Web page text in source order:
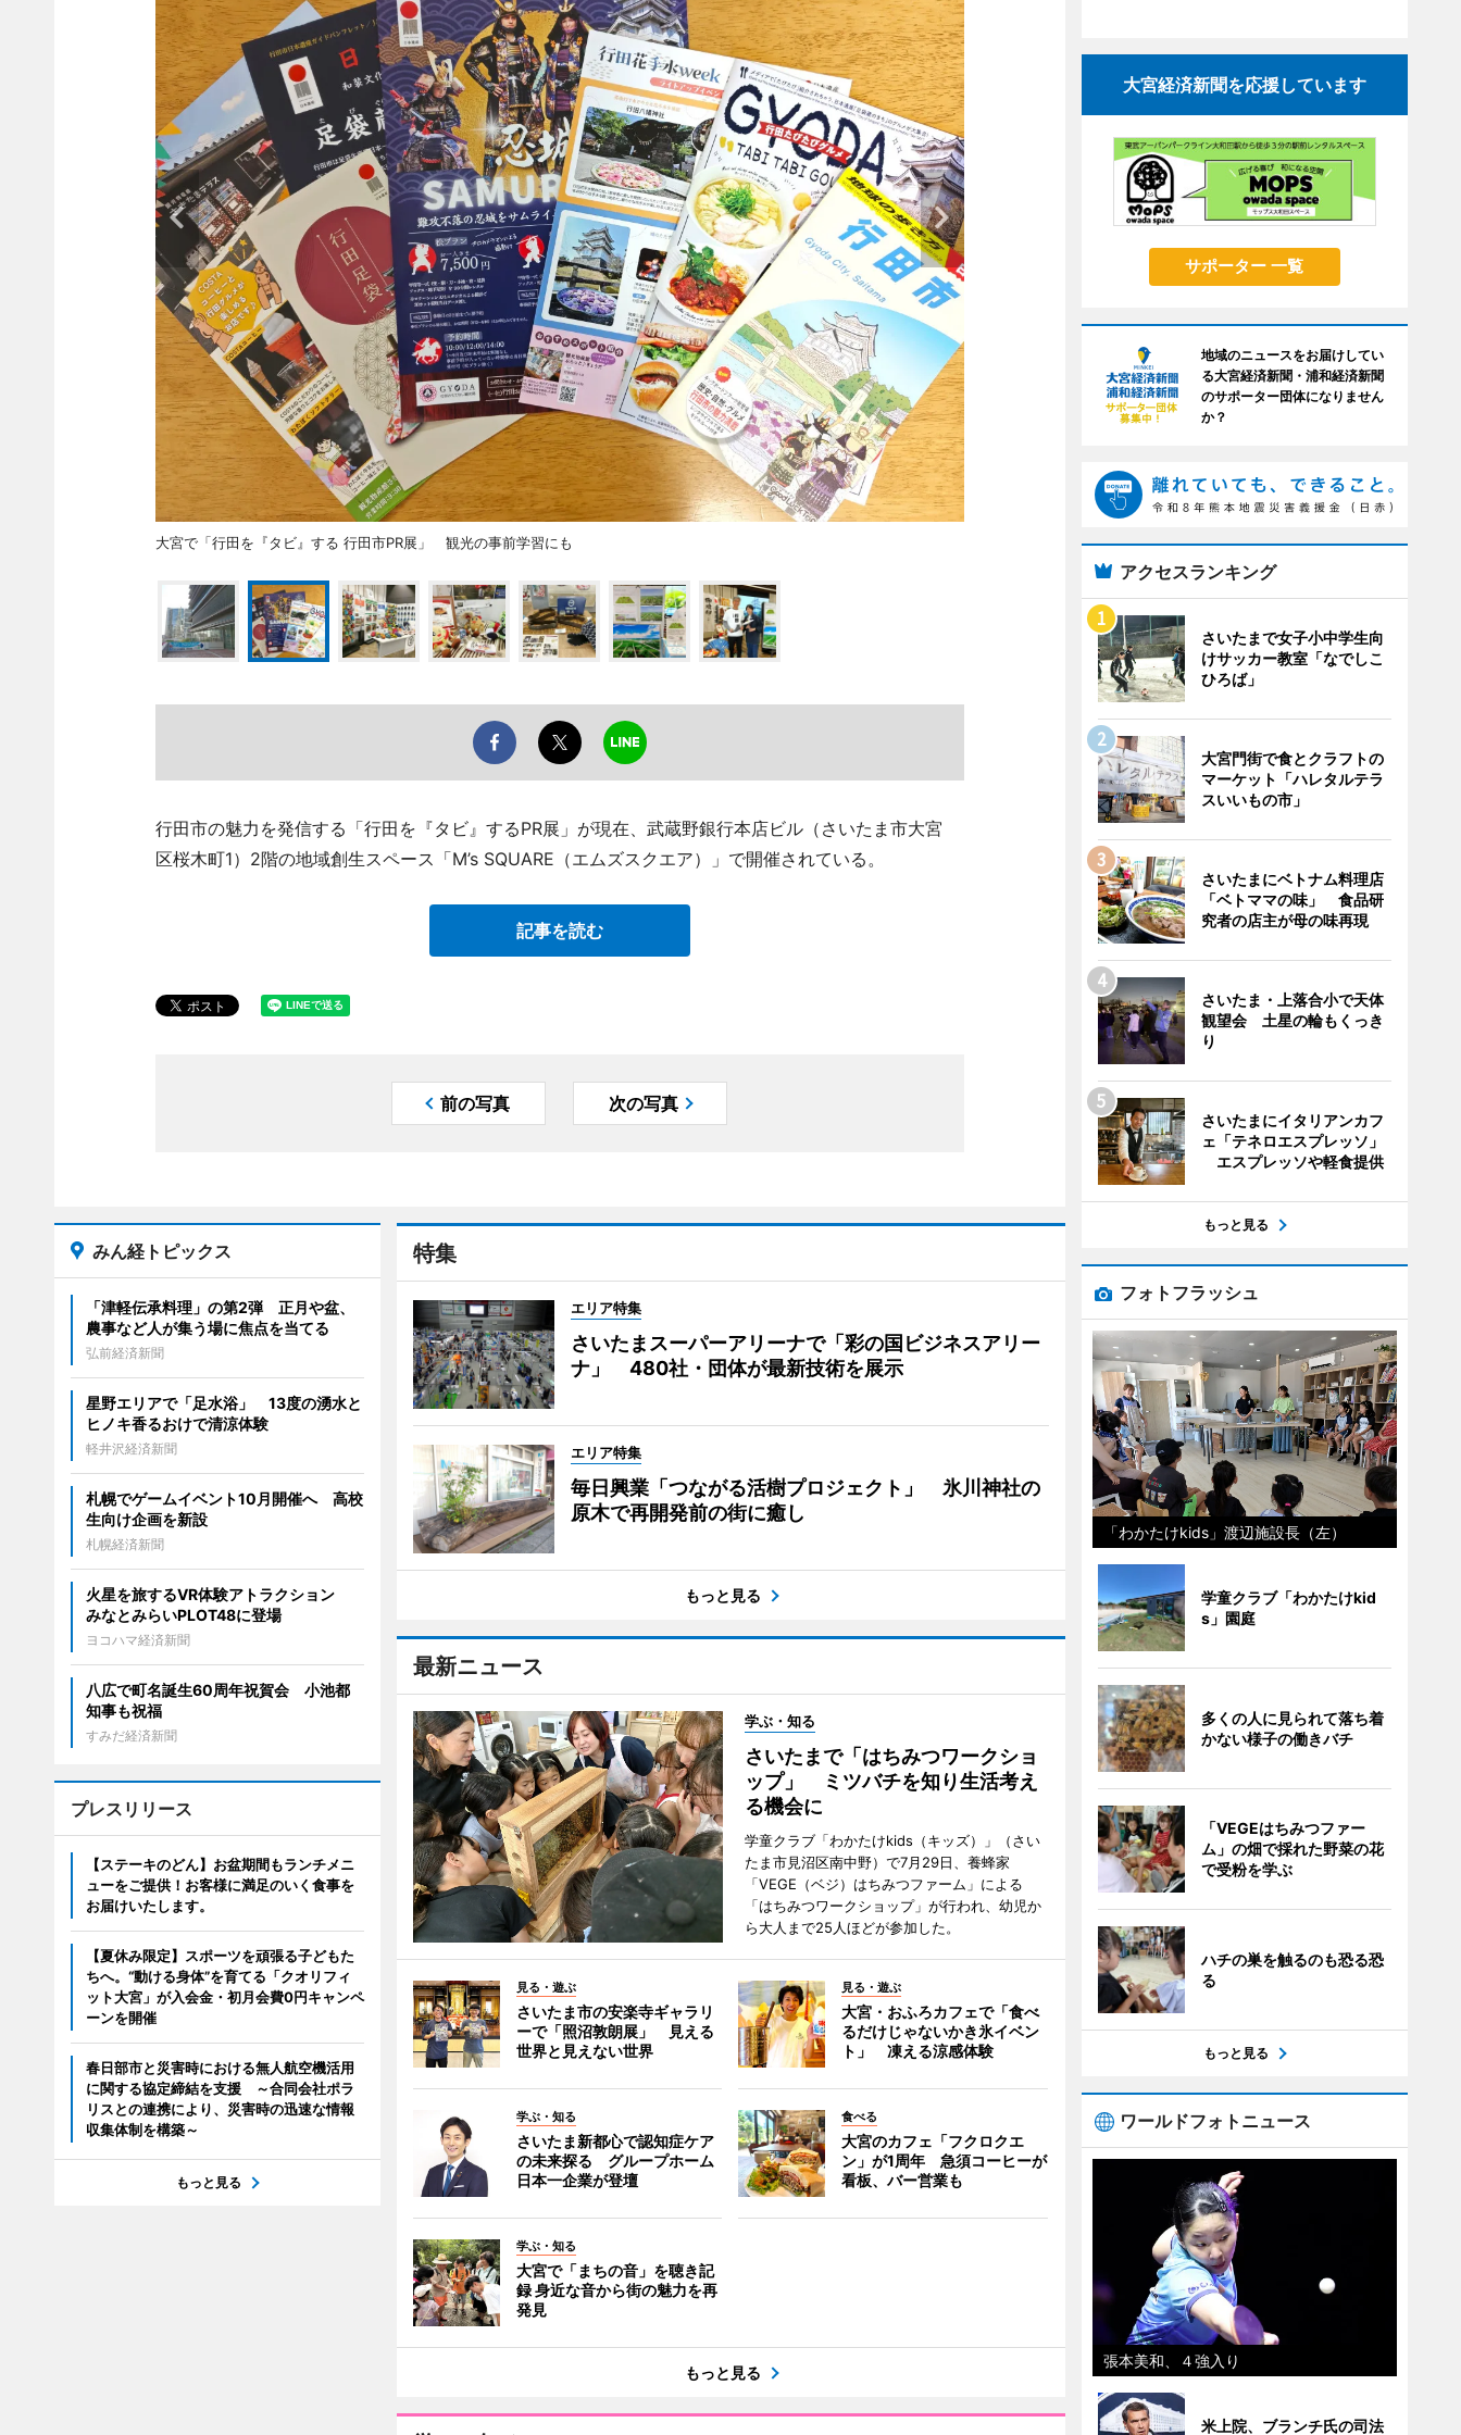
大宮で「行田を『タビ』する 行田市PR展」 観光の事前学習にも
行田市の魅力を発信する「行田を『タビ』するPR展」が現在、武蔵野銀行本店ビル（さいたま市大宮
区桜木町1）2階の地域創生スペース「M’s SQUARE（エムズスクエア）」で開催されている。
記事を読む
前の写真 次の写真
特集
エリア特集
さいたまスーパーアリーナで「彩の国ビジネスアリー
ナ」 480社・団体が最新技術を展示
エリア特集
毎日興業「つながる活樹プロジェクト」 氷川神社の
原木で再開発前の街に癒し
もっと見る
最新ニュース
学ぶ・知る
さいたまで「はちみつワークショ
ップ」 ミツバチを知り生活考え
る機会に
学童クラブ「わかたけkids（キッズ）」（さい
たま市見沼区南中野）で7月29日、養蜂家
「VEGE（ベジ）はちみつファーム」による
「はちみつワークショップ」が行われ、幼児か
ら大人まで25人ほどが参加した。
見る・遊ぶ
さいたま市の安楽寺ギャラリ
ーで「照沼敦朗展」 見える
世界と見えない世界
見る・遊ぶ
大宮・おふろカフェで「食べ
るだけじゃないかき氷イベン
ト」 凍える涼感体験
学ぶ・知る
さいたま新都心で認知症ケア
の未来探る グループホーム
日本一企業が登壇
食べる
大宮のカフェ「フクロクエ
ン」が1周年 急須コーヒーが
看板、バー営業も
学ぶ・知る
大宮で「まちの音」を聴き記
録 身近な音から街の魅力を再
発見
もっと見る
みん経トピックス
「津軽伝承料理」の第2弾 正月や盆、
農事など人が集う場に焦点を当てる
弘前経済新聞
星野エリアで「足水浴」 13度の湧水と
ヒノキ香るおけで清涼体験
軽井沢経済新聞
札幌でゲームイベント10月開催へ 高校
生向け企画を新設
札幌経済新聞
火星を旅するVR体験アトラクション
みなとみらいPLOT48に登場
ヨコハマ経済新聞
八広で町名誕生60周年祝賀会 小池都
知事も祝福
すみだ経済新聞
プレスリリース
【ステーキのどん】お盆期間もランチメニ
ューをご提供！お客様に満足のいく食事を
お届けいたします。
【夏休み限定】スポーツを頑張る子どもた
ちへ。“動ける身体”を育てる「クオリフィ
ット大宮」が入会金・初月会費0円キャンペ
ーンを開催
春日部市と災害時における無人航空機活用
に関する協定締結を支援 ～合同会社ポラ
リスとの連携により、災害時の迅速な情報
収集体制を構築～
もっと見る
大宮経済新聞を応援しています
サポーター 一覧
地域のニュースをお届けしてい
る大宮経済新聞・浦和経済新聞
のサポーター団体になりません
か？
アクセスランキング
さいたまで女子小中学生向
けサッカー教室「なでしこ
ひろば」
大宮門街で食とクラフトの
マーケット「ハレタルテラ
スいいもの市」
さいたまにベトナム料理店
「ベトママの味」 食品研
究者の店主が母の味再現
さいたま・上落合小で天体
観望会 土星の輪もくっき
り
さいたまにイタリアンカフ
ェ「テネロエスプレッソ」
エスプレッソや軽食提供
もっと見る
フォトフラッシュ
「わかたけkids」渡辺施設長（左）
学童クラブ「わかたけkid
s」園庭
多くの人に見られて落ち着
かない様子の働きバチ
「VEGEはちみつファー
ム」の畑で採れた野菜の花
で受粉を学ぶ
ハチの巣を触るのも恐る恐
る
もっと見る
ワールドフォトニュース
張本美和、４強入り
米上院、ブランチ氏の司法